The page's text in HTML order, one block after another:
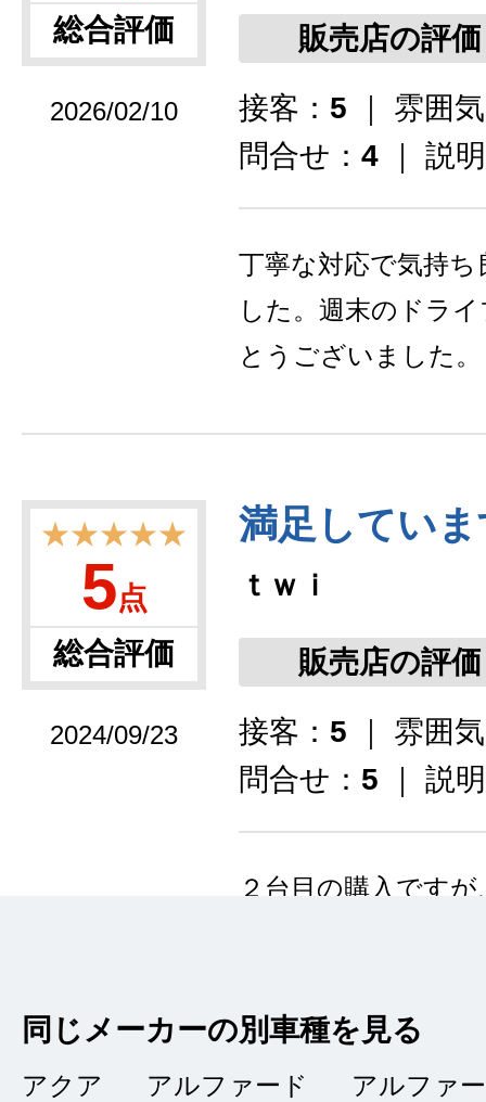
総合評価
2026/02/10
販売店の評価
接客： 5 ｜ 雰囲
問合せ： 4 ｜ 説
丁寧な対応で気持
した。週末のドラ
とうございました。
★★★★★
5点
総合評価
2024/09/23
満足してい
ｔｗｉ
販売店の評価
接客： 5 ｜ 雰囲
問合せ： 5 ｜ 説
２台目の購入です
同じメーカーの別車種を見る
アクア アルファード
アルファ